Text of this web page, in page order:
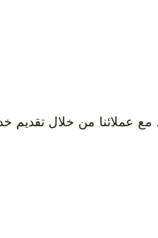
مع عملائنا من خلال